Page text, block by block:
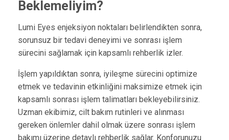
Beklemeliyim?
Lumi Eyes enjeksiyon noktaları belirlendikten sonra,
sorunsuz bir tedavi deneyimi ve sonrası işlem
sürecini sağlamak için kapsamlı rehberlik izler.
İşlem yapıldıktan sonra, iyileşme sürecini optimize
etmek ve tedavinin etkinliğini maksimize etmek için
kapsamlı sonrası işlem talimatları bekleyebilirsiniz.
Uzman ekibimiz, cilt bakım rutinleri ve alınması
gereken önlemler dahil olmak üzere sonrası işlem
bakımı üzerine detaylı rehberlik sağlar. Konforunuzu